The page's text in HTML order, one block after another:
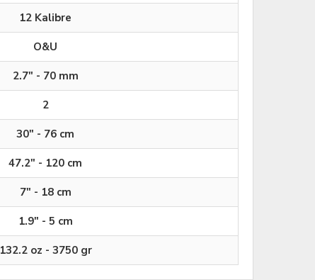
12 Kalibre
O&U
2.7" - 70 mm
2
30" - 76 cm
47.2" - 120 cm
7" - 18 cm
1.9" - 5 cm
132.2 oz - 3750 gr